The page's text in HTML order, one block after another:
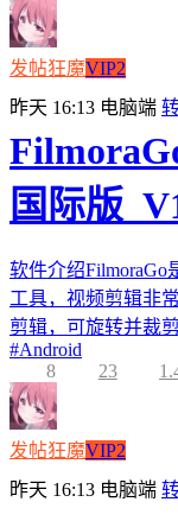
发帖狂魔VIP2
昨天 16:13 电脑端
国际版
软件介绍
工具，视频剪辑非
剪辑，可旋转并裁
#Android
8
23
发帖狂魔VIP2
昨天 16:13 电脑端